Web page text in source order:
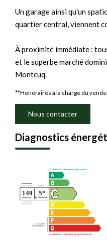
Un garage ainsi qu'un
quartier central, viennent
À proximité immédiate :
et le superbe marché
Montcuq.
**Honoraires à la charge du
Nous contacter
Diagnostics